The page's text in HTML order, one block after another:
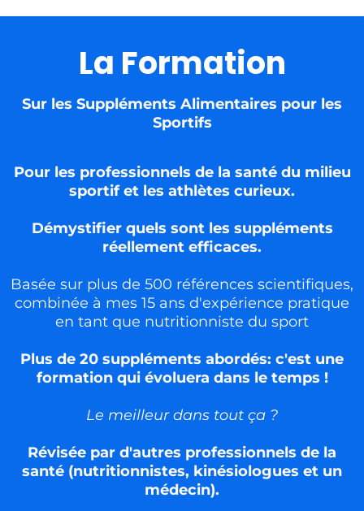
La Formation
Sur les Suppléments Alimentaires pour les
Sportifs
Pour les professionnels de la santé du milieu
sportif et les athlètes curieux.
Démystifier quels sont les suppléments
réellement efficaces.
Basée sur plus de 500 références scientifiques,
combinée à mes 15 ans d'expérience pratique
en tant que nutritionniste du sport
Plus de 20 suppléments abordés: c'est une
formation qui évoluera dans le temps !
Le meilleur dans tout ça ?
Révisée par d'autres professionnels de la
santé (nutritionnistes, kinésiologues et un
médecin).